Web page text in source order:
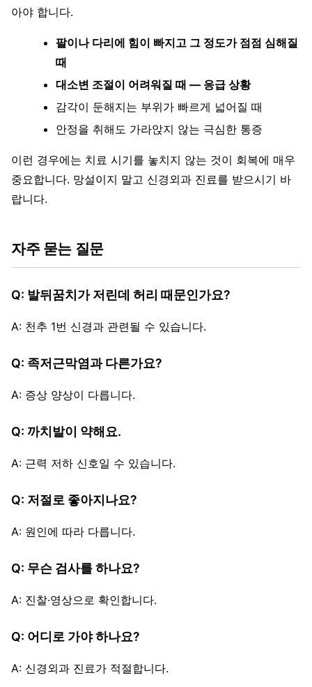
아야 합니다.
팔이나 다리에 힘이 빠지고 그 정도가 점점 심해질
때
대소변 조절이 어려워질 때 — 응급 상황
감각이 둔해지는 부위가 빠르게 넓어질 때
안정을 취해도 가라앉지 않는 극심한 통증
이런 경우에는 치료 시기를 놓치지 않는 것이 회복에 매우
중요합니다. 망설이지 말고 신경외과 진료를 받으시기 바
랍니다.
자주 묻는 질문
Q: 발뒤꿈치가 저린데 허리 때문인가요?
A: 천추 1번 신경과 관련될 수 있습니다.
Q: 족저근막염과 다른가요?
A: 증상 양상이 다릅니다.
Q: 까치발이 약해요.
A: 근력 저하 신호일 수 있습니다.
Q: 저절로 좋아지나요?
A: 원인에 따라 다릅니다.
Q: 무슨 검사를 하나요?
A: 진찰·영상으로 확인합니다.
Q: 어디로 가야 하나요?
A: 신경외과 진료가 적절합니다.